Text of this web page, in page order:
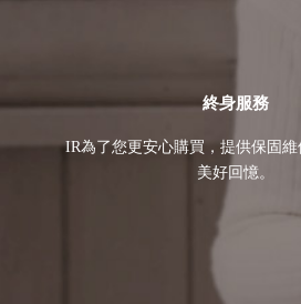
終身服務
IR為了您更安心購買，提供保固
美好回憶。